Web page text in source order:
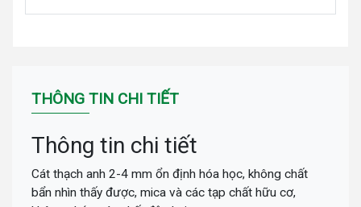
THÔNG TIN CHI TIẾT
Thông tin chi tiết
Cát thạch anh 2-4 mm ổn định hóa học, không chất
bẩn nhìn thấy được, mica và các tạp chất hữu cơ,